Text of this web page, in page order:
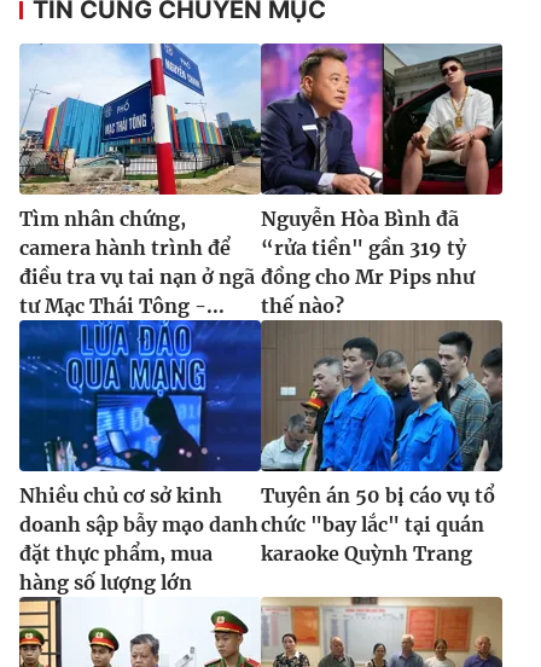
THỜI BÁO VTV
Theo dõi báo trên
Cơ quan chủ quản:Đài Truyền hình Việt Nam
Cơ quan báo chí:Thời báo VTV
Giấy phép hoạt động báo in và báo điện tử số 483/GP-BTTTT
cấp ngày 29/12/2023
Tổng Biên tập:Vũ Thanh Thủy
Phó Tổng Biên tập:
Nguyễn Thị Mỹ Hạnh, Phạm Quốc Thắng,
Nguyễn Trọng Ninh
Tổng đài VTV:024.38 355 931 - 024.38 355 932
Ðiện thoại Thời báo VTV:
024.66 897 897
Email: toasoan@vtv.vn
Liên hệ quảng cáo:
024-7300.7108
TIN CÙNG CHUYÊN MỤC
Tìm nhân chứng,
camera hành trình để
điều tra vụ tai nạn ở ngã
tư Mạc Thái Tông -...
Nguyễn Hòa Bình đã
“rửa tiền" gần 319 tỷ
đồng cho Mr Pips như
thế nào?
Nhiều chủ cơ sở kinh
doanh sập bẫy mạo danh
đặt thực phẩm, mua
hàng số lượng lớn
Tuyên án 50 bị cáo vụ tổ
chức "bay lắc" tại quán
karaoke Quỳnh Trang